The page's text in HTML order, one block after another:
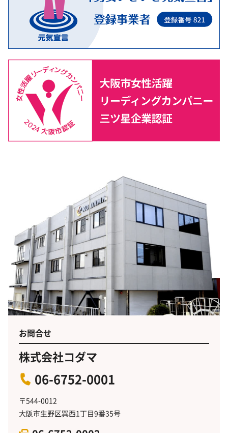
お問合せ
株式会社コダマ
06-6752-0001
〒544-0012
大阪市生野区巽西1丁目9番35号